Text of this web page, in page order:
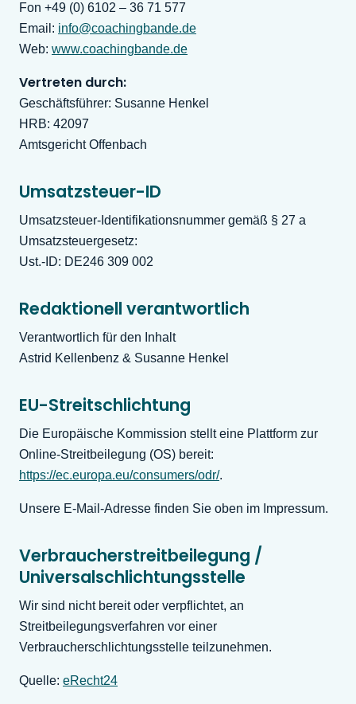
Fon +49 (0) 6102 – 36 71 577
Email: info@coachingbande.de
Web: www.coachingbande.de
Vertreten durch:
Geschäftsführer: Susanne Henkel
HRB: 42097
Amtsgericht Offenbach
Umsatzsteuer-ID
Umsatzsteuer-Identifikationsnummer gemäß § 27 a
Umsatzsteuergesetz:
Ust.-ID: DE246 309 002
Redaktionell verantwortlich
Verantwortlich für den Inhalt
Astrid Kellenbenz & Susanne Henkel
EU-Streitschlichtung
Die Europäische Kommission stellt eine Plattform zur
Online-Streitbeilegung (OS) bereit:
https://ec.europa.eu/consumers/odr/.
Unsere E-Mail-Adresse finden Sie oben im Impressum.
Verbraucher­streit­beilegung /
Universal­schlichtungs­stelle
Wir sind nicht bereit oder verpflichtet, an
Streitbeilegungsverfahren vor einer
Verbraucherschlichtungsstelle teilzunehmen.
Quelle: eRecht24